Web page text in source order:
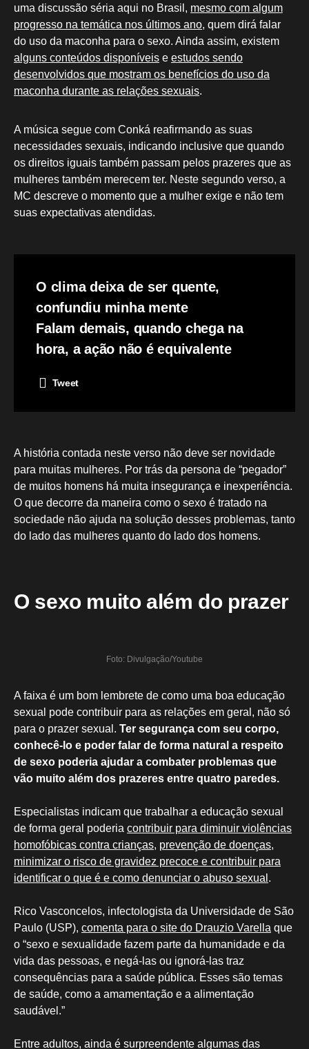
uma discussão séria aqui no Brasil, mesmo com algum
progresso na temática nos últimos ano, quem dirá falar
do uso da maconha para o sexo. Ainda assim, existem
alguns conteúdos disponíveis e estudos sendo
desenvolvidos que mostram os benefícios do uso da
maconha durante as relações sexuais.
A música segue com Conká reafirmando as suas
necessidades sexuais, indicando inclusive que quando
os direitos iguais também passam pelos prazeres que as
mulheres também merecem ter. Neste segundo verso, a
MC descreve o momento que a mulher exige e não tem
suas expectativas atendidas.
O clima deixa de ser quente,
confundiu minha mente
Falam demais, quando chega na
hora, a ação não é equivalente
Tweet
A história contada neste verso não deve ser novidade
para muitas mulheres. Por trás da persona de “pegador”
de muitos homens há muita insegurança e inexperiência.
O que decorre da maneira como o sexo é tratado na
sociedade não ajuda na solução desses problemas, tanto
do lado das mulheres quanto do lado dos homens.
O sexo muito além do prazer
Foto: Divulgação/Youtube
A faixa é um bom lembrete de como uma boa educação
sexual pode contribuir para as relações em geral, não só
para o prazer sexual. Ter segurança com seu corpo,
conhecê-lo e poder falar de forma natural a respeito
de sexo poderia ajudar a combater problemas que
vão muito além dos prazeres entre quatro paredes.
Especialistas indicam que trabalhar a educação sexual
de forma geral poderia contribuir para diminuir violências
homofóbicas contra crianças, prevenção de doenças,
minimizar o risco de gravidez precoce e contribuir para
identificar o que é e como denunciar o abuso sexual .
Rico Vasconcelos, infectologista da Universidade de São
Paulo (USP), comenta para o site do Drauzio Varella que
o “sexo e sexualidade fazem parte da humanidade e da
vida das pessoas, e negá-las ou ignorá-las traz
consequências para a saúde pública. Esses são temas
de saúde, como a amamentação e a alimentação
saudável.”
Entre adultos, ainda é surpreendente algumas das